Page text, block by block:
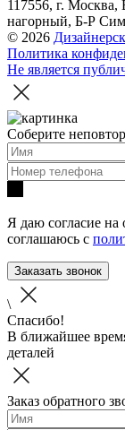
117556, г.
нагорный, Б-Р
© 2026
Политика
Не является
Соберите
Я даю согласие на
соглашаюсь с
Заказать звонок
\
Спасибо!
В ближайшее
деталей
Заказ обратного